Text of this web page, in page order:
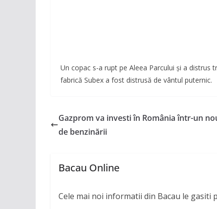
Un copac s-a rupt pe Aleea Parcului și a
fabrică Subex a fost distrusă de vântul puternic.
Gazprom va investi în România într-un
de benzinării
Bacau Online
Cele mai noi informatii din Bacau le gasiti